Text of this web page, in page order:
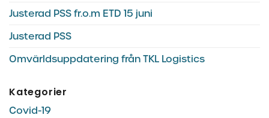
Justerad PSS fr.o.m ETD 15 juni
Justerad PSS
Omvärldsuppdatering från TKL Logistics
Kategorier
Covid-19